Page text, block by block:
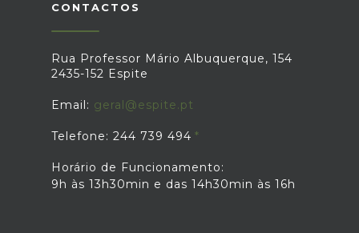
CONTACTOS
Rua Professor Mário Albuquerque, 154
2435-152 Espite
Email: geral@espite.pt
Telefone: 244 739 494
Horário de Funcionamento:
9h às 13h30min e das 14h30min às 16h